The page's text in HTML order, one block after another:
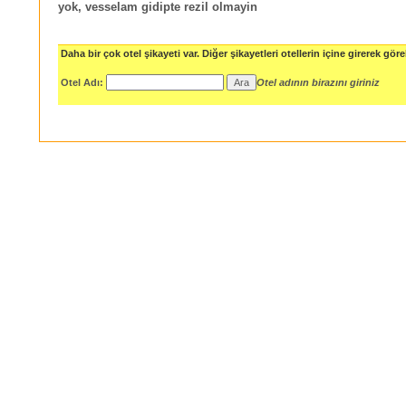
yok, vesselam gidipte rezil olmayin
Daha bir çok otel şikayeti var. Diğer şikayetleri otellerin içine girerek
Otel Adı: Otel adının birazını giriniz